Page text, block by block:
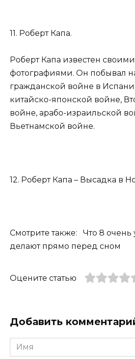
11. Роберт Капа.
Роберт Капа известен
фотографиями. Он побывал
гражданской войне в
китайско-японской войне,
войне, арабо-израильской
Вьетнамской войне.
12. Роберт Капа – Высадка в
Смотрите также: Что 8
делают прямо перед сном
Оцените статью
Добавить
Имя
*